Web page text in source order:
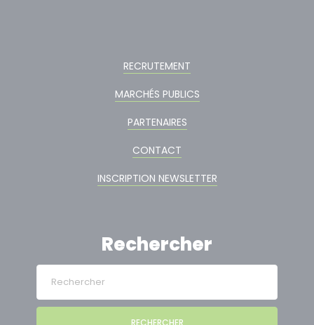
RECRUTEMENT
MARCHÉS PUBLICS
PARTENAIRES
CONTACT
INSCRIPTION NEWSLETTER
Rechercher
RECHERCHER